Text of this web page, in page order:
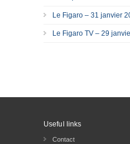
Le Figaro – 31 janvier
Le Figaro TV – 29
Useful links
Contact